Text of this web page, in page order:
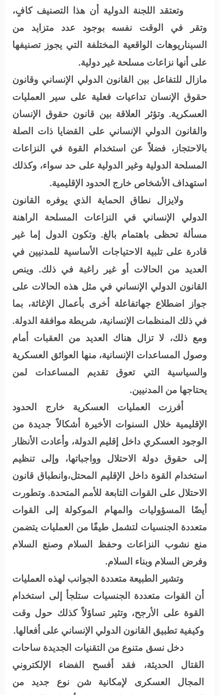
وتعتقد اللجنة الدولية أن هذا التصنيف كافٍ،
وتقر في الوقت نفسه بوجود عدد متزايد من
السيناريوهات الواقعية المختلفة التي يجوز تصنيفها
على أنها نزاعات مسلحة غير دولية.
مازال للتفاعل بين القانون الدولي الإنساني وقانون
حقوق الإنسان تداعيات فعلية على سير العمليات
العسكرية. وتؤثر العلاقة بين قانون حقوق الإنسان
والقانون الدولي الإنساني على القضايا ذات الصلة
بالاحتجاز، فضلاً عن استخدام القوة في النزاعات
المسلحة الدولية وغير الدولية على حد سواء، وكذلك
استهداف الأشخاص خارج الحدود الإقليمية.
ولايزال نطاق الحماية الذي يوفره القانون
الدولي الإنساني في النزاعات المسلحة الراهنة
مسألة تحظى باهتمام بالغ. وتكون الدول إما غير
قادرة على تلبية الاحتياجات الأساسية للمدنيين في
العديد من الحالات أو غير راغبة في ذلك. وينص
القانون الدولي الإنساني في مثل هذه الحالات على
جواز اضطلاع جهاتفاعلة أخرى بأعمال الإغاثة، بما
في ذلك المنظمات الإنسانية، شريطة موافقة الدولة.
ومع ذلك، لا تزال هناك العديد من العقبات أمام
وصول المساعدات الإنسانية، منها العوائق العسكرية
والسياسية التي تعوق تقديم المساعدات لمن
يحتاجها من المدنيين.
أفرزت العمليات العسكرية خارج الحدود
الإقليمية خلال السنوات الأخيرة أشكالاً جديدة من
الوجود العسكري داخل إقليم الدولة، وأعادت الأنظار
إلى حقوق دولة الاحتلال وواجباتها، وإلى تنظيم
استخدام القوة داخل الإقليم المحتل،وانطباق قانون
الاحتلال على القوات التابعة للأمم المتحدة. وتطورت
أيضًا المسؤوليات والمهام الموكولة إلى القوات
متعددة الجنسيات لتشمل طيفًا من العمليات يتضمن
منع نشوب النزاعات وحفظ السلام وصنع السلام
وفرض السلام وبناء السلام.
وتشير الطبيعة متعددة الجوانب لهذه العمليات
أن القوات متعددة الجنسيات ستلجأ إلى استخدام
القوة على الأرجح، وتثير تساؤلاً كذلك حول وقت
وكيفية تطبيق القانون الدولي الإنساني على أفعالها.
دخل نسق متنوع من التقنيات الجديدة ساحات
القتال الحديثة، فقد أفسح الفضاء الإلكتروني
المجال العسكرى لإمكانية شن نوع جديد من